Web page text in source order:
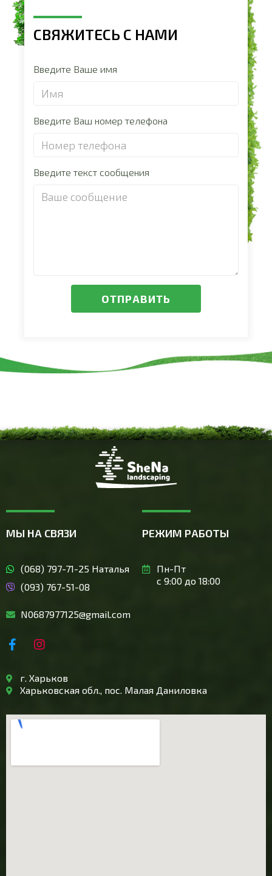
СВЯЖИТЕСЬ С НАМИ
Введите Ваше имя
Введите Ваш номер телефона
Введите текст сообщения
ОТПРАВИТЬ
г. Харьков
Харьковская обл., пос. Малая Даниловка
МЫ НА СВЯЗИ
(068) 797-71-25 Наталья
(093) 767-51-08
N0687977125@gmail.com
РЕЖИМ РАБОТЫ
Пн-Пт
с 9:00 до 18:00